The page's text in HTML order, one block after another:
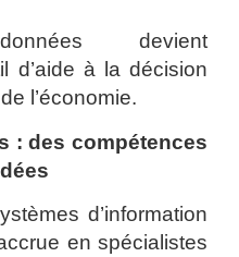
devient
d’aide à la décision
l’économie.
: des compétences
d’information
en spécialistes